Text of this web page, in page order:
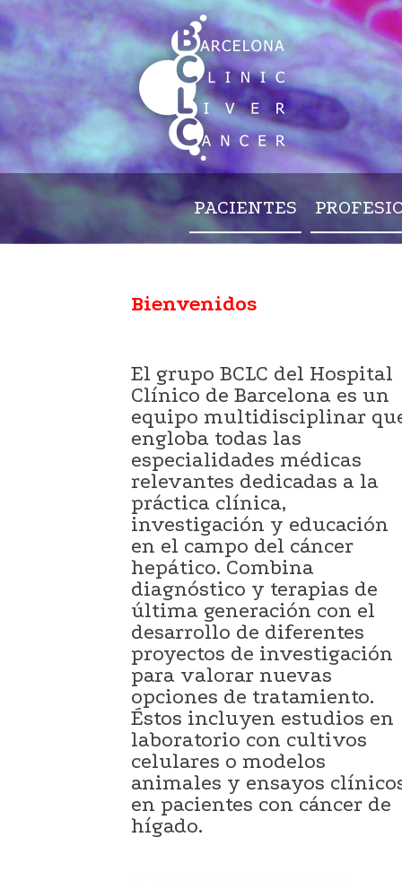
PACIENTES
Bienvenidos
El grupo BCLC del Hospital
Clínico de Barcelona es un
equipo multidisciplinar
engloba todas las
especialidades médicas
relevantes dedicadas a la
práctica clínica,
investigación y educación
en el campo del cáncer
hepático. Combina
diagnóstico y terapias de
última generación con el
desarrollo de diferentes
proyectos de investigación
para valorar nuevas
opciones de tratamiento.
Éstos incluyen estudios en
laboratorio con cultivos
celulares o modelos
animales y ensayos
en pacientes con cáncer de
hígado.